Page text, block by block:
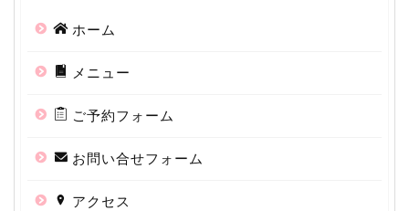
ホーム
メニュー
ご予約フォーム
お問い合せフォーム
アクセス